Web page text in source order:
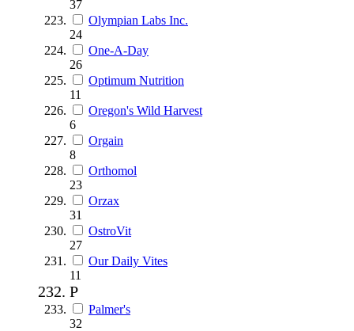
37
Olympian Labs Inc.
24
One-A-Day
26
Optimum Nutrition
11
Oregon's Wild Harvest
6
Orgain
8
Orthomol
23
Orzax
31
OstroVit
27
Our Daily Vites
11
P
Palmer's
32